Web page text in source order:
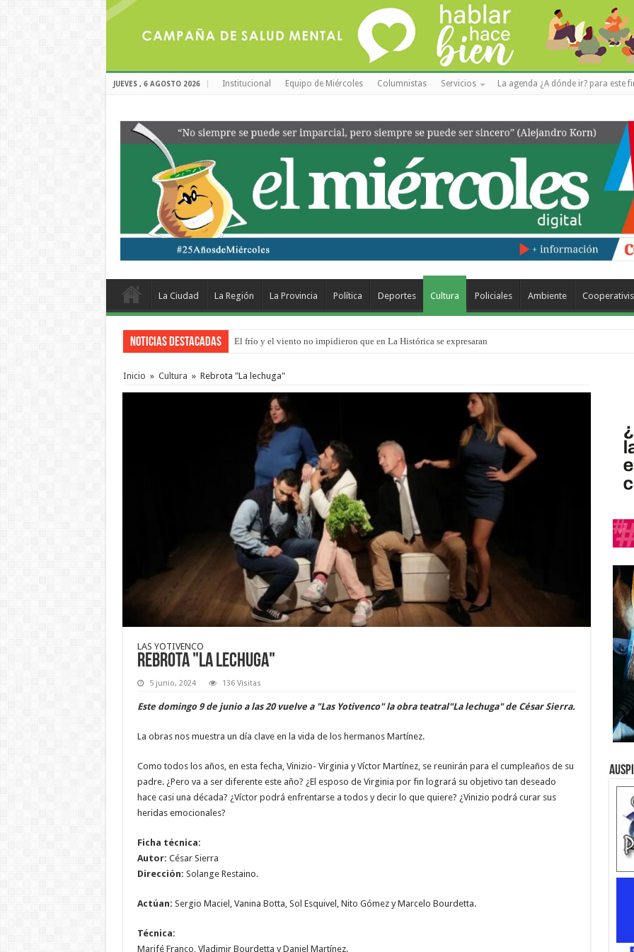
JUEVES , 6 AGOSTO 2026 Institucional Equipo de Miércoles Columnistas Servicios La agenda ¿A dónde ir? para este
La Ciudad La Región La Provincia Política Deportes Cultura Policiales Ambiente
Noticias Destacadas OSER: Frigerio aseguró que mejoraron el servicio, redujeron el déficit en un 30% y anunció un
Inicio » Cultura » Rebrota "La lechuga"
LAS YOTIVENCO
Rebrota "La lechuga"
5 junio, 2024 136 Visitas
Este domingo 9 de junio a las 20 vuelve a "Las Yotivenco" la obra teatral"La lechuga" de César Sierra.
La obras nos muestra un día clave en la vida de los hermanos Martínez.
Como todos los años, en esta fecha, Vinizio- Virginia y Víctor Martínez, se reunirán para el cumpleaños de su
padre. ¿Pero va a ser diferente este año? ¿El esposo de Virginia por fin logrará su objetivo tan deseado
hace casi una década? ¿Víctor podrá enfrentarse a todos y decir lo que quiere? ¿Vinizio podrá curar sus
heridas emocionales?
Ficha técnica:
Autor: César Sierra
Dirección: Solange Restaino.
Actúan: Sergio Maciel, Vanina Botta, Sol Esquivel, Nito Gómez y Marcelo Bourdetta.
Técnica:
Marifé Franco, Vladimir Bourdetta y Daniel Martínez.